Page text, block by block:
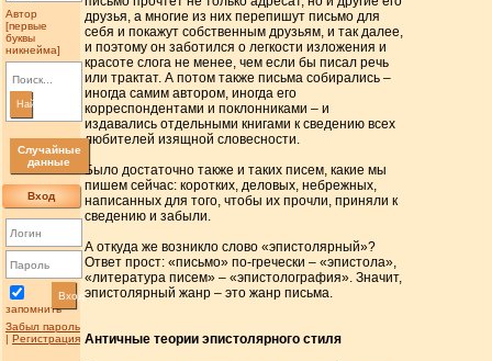
Автор
[первые
буквы
никнейма]
Найти
Случайные
данные
Вход
запомнить
Вход
Забыл пароль
| Регистрация
друзья, а многие из них перепишут письмо для
себя и покажут собственным друзьям, и так далее,
и поэтому он заботился о легкости изложения и
красоте слога не менее, чем если бы писал речь
или трактат. А потом также письма собирались –
иногда самим автором, иногда его
корреспондентами и поклонниками – и
издавались отдельными книгами к сведению всех
любителей изящной словесности.
Было достаточно также и таких писем, какие мы
пишем сейчас: коротких, деловых, небрежных,
написанных для того, чтобы их прочли, приняли к
сведению и забыли.
А откуда же возникло слово «эпистолярный»?
Ответ прост: «письмо» по-гречески – «эпистола»,
«литература писем» – «эпистолография». Значит,
эпистолярный жанр – это жанр письма.
Античные теории эпистолярного стиля